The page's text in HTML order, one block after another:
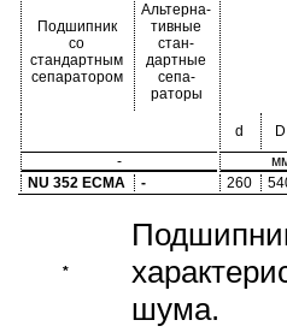
Подшипник
со
стандартным
сепаратором
Альтерна-
тивные
стан-
дартные
сепа-
раторы
d D
-
NU 352 ECMA
- 260
*
шума.